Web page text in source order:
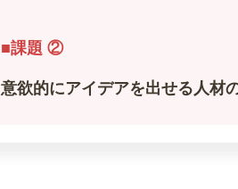
■課題 ②
意欲的にアイデアを出せる人材